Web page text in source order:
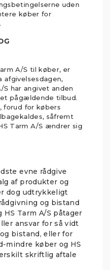
uden
køber for
A/S til køber, er
afgivelsesdagen,
S har angivet anden
pågældende tilbud.
forud for købers
såfremt
Tarm A/S ændrer sig
evne rådgive
af produkter og
dog udtrykkeligt
og bistand
Tarm A/S påtager
ansvar for så vidt
bistand, eller for
mindre køber og HS
skriftlig aftale